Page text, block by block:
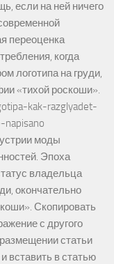
если на ней ничего
переоценка
когда
логотипа на груди,
«тихой роскоши».
kak-razglyadet-
моды
Эпоха
владельца
окончательно
Скопировать
с другого
статьи
вставить в статью